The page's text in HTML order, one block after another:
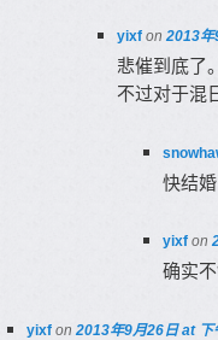
yixf on 2013年
悲催到底了。
不过对于混
快结
yixfon
确实
yixf on 2013年9月26日 at 下